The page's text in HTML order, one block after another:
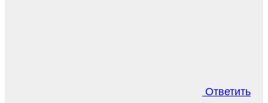
Ответить